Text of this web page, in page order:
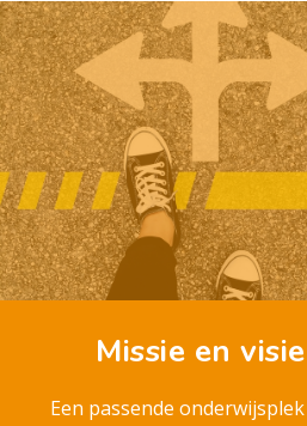
Missie en visie
Een passende